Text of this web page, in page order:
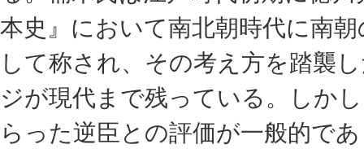
本史』において南北朝時代に南
して称され、その考え方を踏襲
ジが現代まで残っている。しか
らった逆臣との評価が一般的で